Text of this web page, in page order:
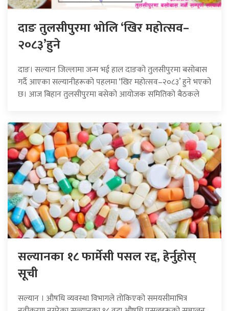
दाङ तुलसीपुरमा भोलि ‘खिर महोत्सव–
२०८३’हुने
दाङ। सल्यान जिल्लामा जन्म भई हाल दाङको तुलसीपुरमा बसोबास
गर्दै आएका सल्यानीहरूको पहलमा ‘खिर महोत्सव–२०८३’ हुने भएको
छ। आज बिहान तुलसीपुरमा बसेको आयोजक समितिको बैठकले
सल्यानका १८ फार्मेसी पसल रद्द, हेर्नुहोस्
सूची
सल्यान । औषधि व्यवस्था विभागले तोकिएको समयसीमाभित्र